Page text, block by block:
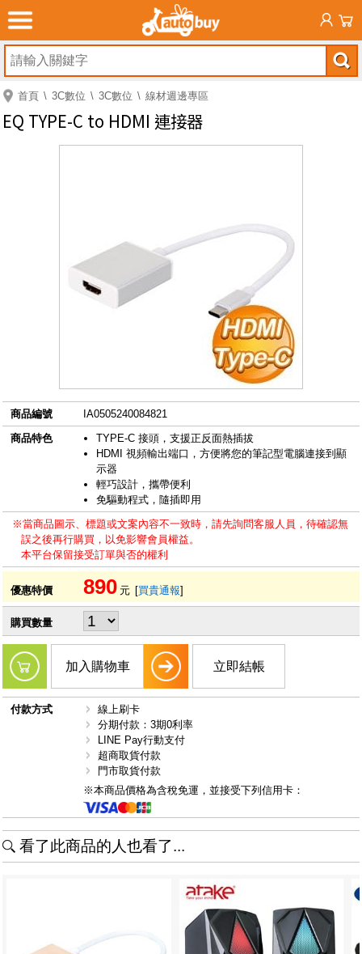
首頁 3C數位 3C數位 線材週邊專區
EQ TYPE-C to HDMI 連接器
商品編號
IA0505240084821
商品特色
TYPE-C 接頭，支援正反面熱插拔
HDMI 視頻輸出端口，方便將您的筆記型電腦連接到顯
示器
輕巧設計，攜帶便利
免驅動程式，隨插即用
※當商品圖示、標題或文案內容不一致時，請先詢問客服人員，待確認無
誤之後再行購買，以免影響會員權益。
本平台保留接受訂單與否的權利
優惠特價 890 元 [買貴通報]
購買數量
加入購物車 立即結帳
付款方式
線上刷卡
分期付款：3期0利率
LINE Pay行動支付
超商取貨付款
門市取貨付款
※本商品價格為含稅免運，並接受下列信用卡：
看了此商品的人也看了...